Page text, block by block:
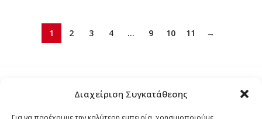
Διαχείριση Συγκατάθεσης
1 2 3 4 … 9 10 11 →
Τρόποι Αποστολής